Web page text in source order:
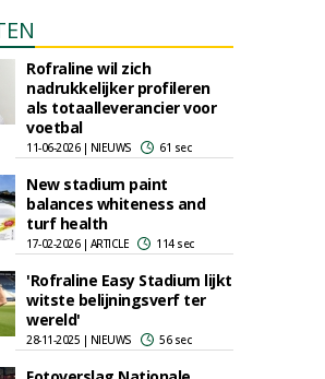
Rofraline wil zich
nadrukkelijker profileren
als totaalleverancier voor
voetbal
11-06-2026 | NIEUWS 61 sec
New stadium paint
balances whiteness and
turf health
17-02-2026 | ARTICLE 114 sec
'Rofraline Easy Stadium lijkt
witste belijningsverf ter
wereld'
28-11-2025 | NIEUWS 56 sec